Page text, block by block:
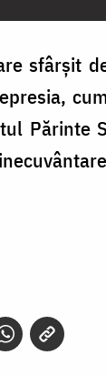
sfârșit
Părinte